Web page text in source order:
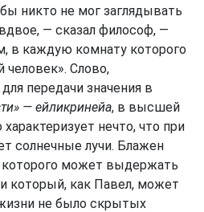
никто не мог заглядывать
— сказал философ, —
в каждую комнату которого
человек». Слово,
передачи значения в
— ейликринейа, в высшей
нечто, что при
солнечные лучи. Блажен
может выдержать
который, как Павел, может
не было скрытых